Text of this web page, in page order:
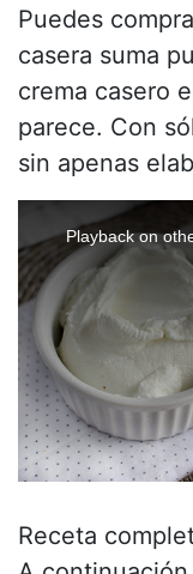
Puedes
casera suma
crema casero
parece. Con
sin apenas
i
s
a
m
o
i
n
Playback on
Receta